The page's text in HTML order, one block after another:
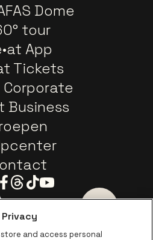
Dome
tour
App
Tickets
Corporate
Business
Threads
TiktokYoutube
Ga naar
Privacy
and access personal